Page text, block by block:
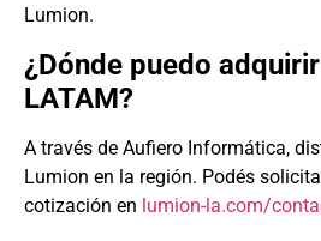
Lumion.
¿Dónde puedo
LATAM?
A través de Aufiero Informática,
Lumion en la región. Podés
cotización en lumion-la.com/